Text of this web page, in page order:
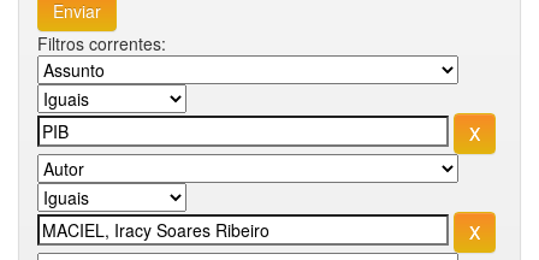
Filtros correntes: